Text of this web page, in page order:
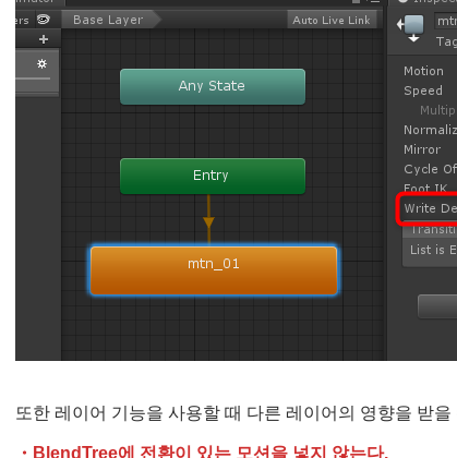
또한 레이어 기능을 사용할 때 다른 레이어의 영향을 받을
・BlendTree에 전환이 있는 모션을 넣지 않는다.